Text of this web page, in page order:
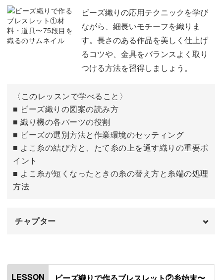
初夏を彩るセットアップ
今回作る3つのアクセサリーは、それぞれ単体でも使いや
印象になります。
繊細に織り上げたビーズアクセサリーは、光を受けるたび
上品な輝きに。
はぎ合わせながら糸始末をする 07:11
おわりに 13:13
ビーズ織りの応用テクニックを学び
ながら、細長いモチーフを織りま
す。長さのある作品を美しく仕上げ
るコツや、金具をバランスよく取り
つける方法を習得しましょう。
〈このレッスンで学べること〉
■ ビーズ織りの図案の読み方
■ 織り機の各パーツの役割
■ ビーズの選別方法と作業環境のセッティング
■ よこ糸の結び方と、たて糸の上を通す織りの重要ポ
イント
■ よこ糸が短くなったときの糸の替え方と糸端の処理
方法
チャプター
使用する材料・道具
LESSON
ビーズ織りで作るブレスレット②糸始末〜